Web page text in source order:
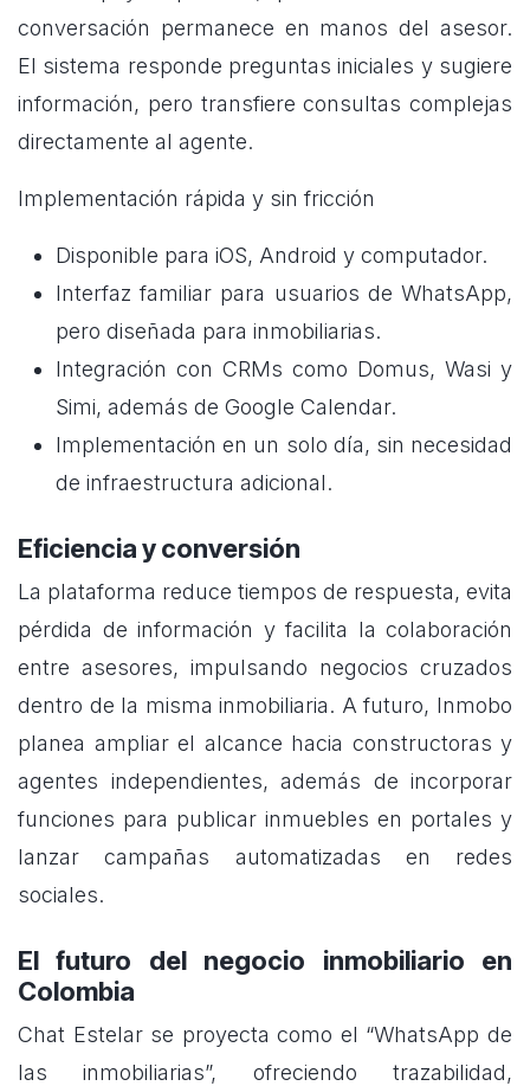
conversación permanece en manos del asesor.
El sistema responde preguntas iniciales y sugiere
información, pero transfiere consultas complejas
directamente al agente.
Implementación rápida y sin fricción
Disponible para iOS, Android y computador.
Interfaz familiar para usuarios de WhatsApp,
pero diseñada para inmobiliarias.
Integración con CRMs como Domus, Wasi y
Simi, además de Google Calendar.
Implementación en un solo día, sin necesidad
de infraestructura adicional.
Eficiencia y conversión
La plataforma reduce tiempos de respuesta, evita
pérdida de información y facilita la colaboración
entre asesores, impulsando negocios cruzados
dentro de la misma inmobiliaria. A futuro, Inmobo
planea ampliar el alcance hacia constructoras y
agentes independientes, además de incorporar
funciones para publicar inmuebles en portales y
lanzar campañas automatizadas en redes
sociales.
El futuro del negocio inmobiliario en
Colombia
Chat Estelar se proyecta como el “WhatsApp de
las inmobiliarias”, ofreciendo trazabilidad,